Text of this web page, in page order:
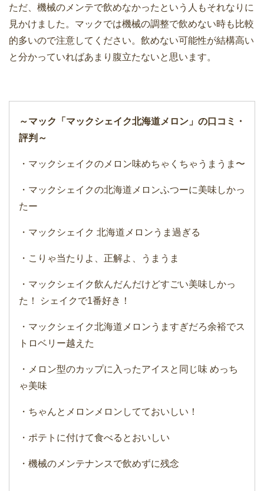
ただ、機械のメンテで飲めなかったという人もそれなりに
見かけました。マックでは機械の調整で飲めない時も比較
的多いので注意してください。飲めない可能性が結構高い
と分かっていればあまり腹立たないと思います。
～マック「マックシェイク北海道メロン」の口コミ・
評判～
・マックシェイクのメロン味めちゃくちゃうまうま〜
・マックシェイクの北海道メロンふつーに美味しかっ
たー
・マックシェイク 北海道メロンうま過ぎる
・こりゃ当たりよ、正解よ、うまうま
・マックシェイク飲んだんだけどすごい美味しかっ
た！ シェイクで1番好き！
・マックシェイク北海道メロンうますぎだろ余裕でス
トロベリー越えた
・メロン型のカップに入ったアイスと同じ味 めっち
ゃ美味
・ちゃんとメロンメロンしてておいしい！
・ポテトに付けて食べるとおいしい
・機械のメンテナンスで飲めずに残念